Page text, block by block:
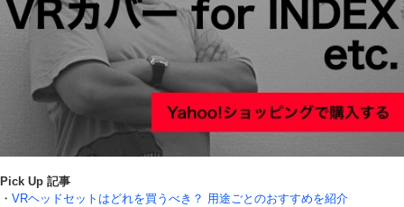
Pick Up 記事
・ VRヘッドセットはどれを買うべき？ 用途ごとのおすすめを紹介